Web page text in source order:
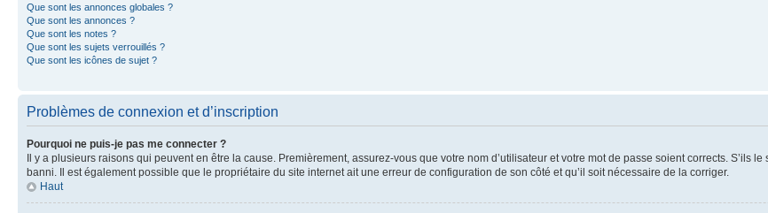
Que sont les annonces globales ?
Que sont les annonces ?
Que sont les notes ?
Que sont les sujets verrouillés ?
Que sont les icônes de sujet ?
Problèmes de connexion et d’inscription
Pourquoi ne puis-je pas me connecter ?
Il y a plusieurs raisons qui peuvent en être la cause. Premièrement, assurez-vous que votre nom d’utilisateur et votre mot de passe soient corrects. S’ils
banni. Il est également possible que le propriétaire du site internet ait une erreur de configuration de son côté et qu’il soit nécessaire de la corriger.
Haut